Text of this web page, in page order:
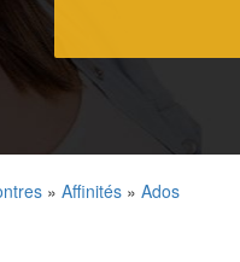
» Affinités » Ados